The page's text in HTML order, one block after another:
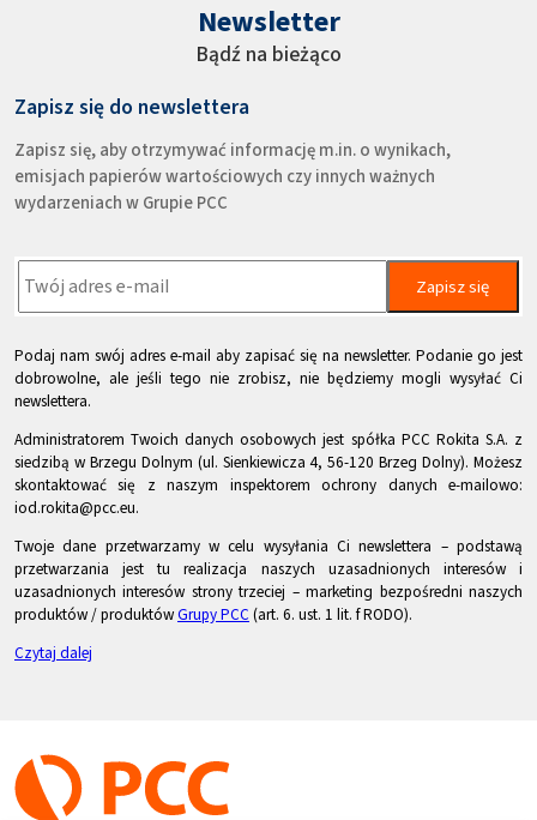
Newsletter
Bądź na bieżąco
Zapisz się do newslettera
Zapisz się, aby otrzymywać informację m.in. o wynikach,
emisjach papierów wartościowych czy innych ważnych
wydarzeniach w Grupie PCC
Zapisz się
Podaj nam swój adres e-mail aby zapisać się na newsletter. Podanie go jest
dobrowolne, ale jeśli tego nie zrobisz, nie będziemy mogli wysyłać Ci
newslettera.
Administratorem Twoich danych osobowych jest spółka PCC Rokita S.A. z
siedzibą w Brzegu Dolnym (ul. Sienkiewicza 4, 56-120 Brzeg Dolny). Możesz
skontaktować się z naszym inspektorem ochrony danych e-mailowo:
iod.rokita@pcc.eu.
Twoje dane przetwarzamy w celu wysyłania Ci newslettera – podstawą
przetwarzania jest tu realizacja naszych uzasadnionych interesów i
uzasadnionych interesów strony trzeciej – marketing bezpośredni naszych
produktów / produktówGrupy PCC (art. 6. ust. 1 lit. f RODO).
Czytaj dalej